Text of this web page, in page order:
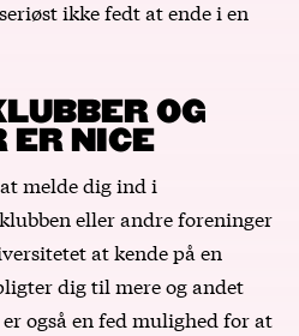
ikke fedt at ende i en
OG
ER NICE
melde dig ind i
eller andre foreninger
at kende på en
dig til mere og andet
også en fed mulighed for at